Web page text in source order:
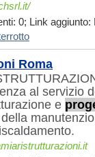
0; Link aggiunto:
Roma
al servizio
e